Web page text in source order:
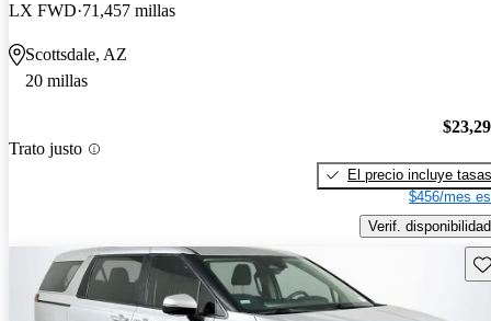
LX FWD 71,457 millas
Scottsdale, AZ
20 millas
Trato justo
El precio incluye tasas
$456/mes
Verif. disponibilidad